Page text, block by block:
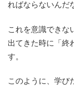
ればならないんだ
これを意識できな
出てきた時に「終
す。
このように、学び